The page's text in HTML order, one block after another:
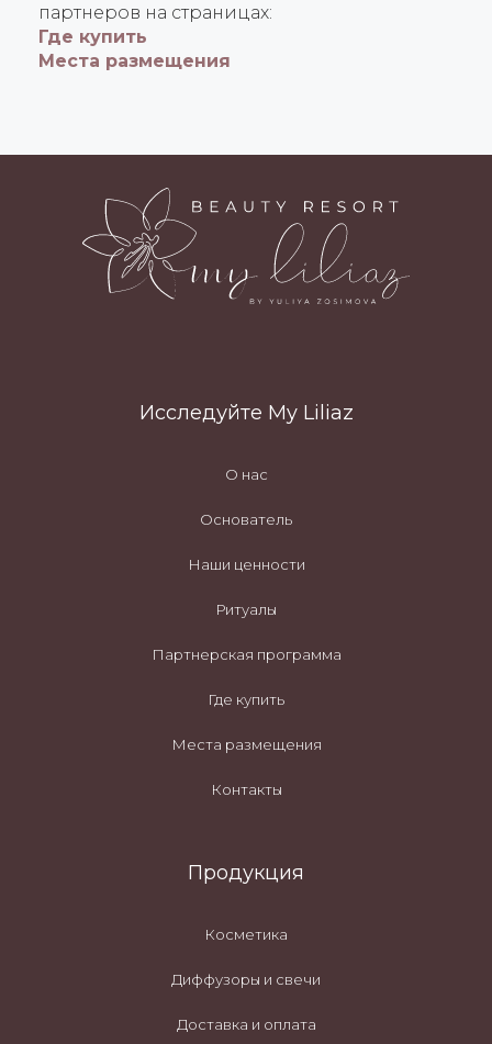
партнеров на страницах:
Где купить
Места размещения
Исследуйте My Liliaz
О нас
Основатель
Наши ценности
Ритуалы
Партнерская программа
Где купить
Места размещения
Контакты
Продукция
Косметика
Диффузоры и свечи
Доставка и оплата